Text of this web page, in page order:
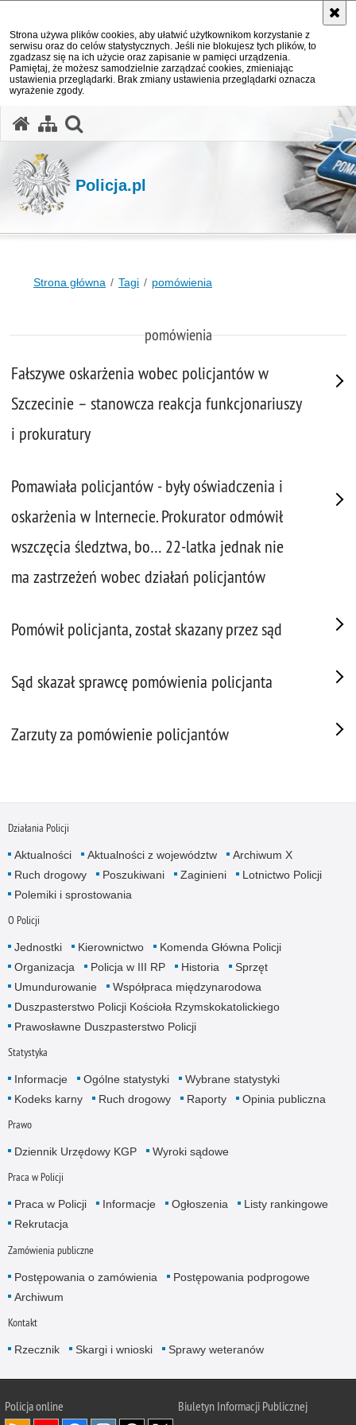
Strona używa plików cookies, aby ułatwić użytkownikom korzystanie z
serwisu oraz do celów statystycznych. Jeśli nie blokujesz tych plików, to
zgadzasz się na ich użycie oraz zapisanie w pamięci urządzenia.
Pamiętaj, że możesz samodzielnie zarządzać cookies, zmieniając
ustawienia przeglądarki. Brak zmiany ustawienia przeglądarki oznacza
wyrażenie zgody.
Policja.pl
Strona główna Tagi pomówienia
pomówienia
Fałszywe oskarżenia wobec policjantów w
Szczecinie – stanowcza reakcja funkcjonariuszy
i prokuratury
Pomawiała policjantów - były oświadczenia i
oskarżenia w Internecie. Prokurator odmówił
wszczęcia śledztwa, bo… 22-latka jednak nie
ma zastrzeżeń wobec działań policjantów
Pomówił policjanta, został skazany przez sąd
Sąd skazał sprawcę pomówienia policjanta
Zarzuty za pomówienie policjantów
Działania Policji
Aktualności Aktualności z województw
Archiwum X
Ruch drogowy
Poszukiwani Zaginieni
Lotnictwo Policji
Polemiki i sprostowania
O Policji
Jednostki Kierownictwo
Komenda Główna Policji
Organizacja
Policja w III RP Historia
Sprzęt
Umundurowanie
Współpraca międzynarodowa
Duszpasterstwo Policji Kościoła Rzymskokatolickiego
Prawosławne Duszpasterstwo Policji
Statystyka
Informacje Ogólne statystyki
Wybrane statystyki
Kodeks karny
Ruch drogowy Raporty Opinia publiczna
Prawo
Dziennik Urzędowy KGP Wyroki sądowe
Praca w Policji
Praca w Policji Informacje Ogłoszenia
Listy rankingowe
Rekrutacja
Zamówienia publiczne
Postępowania o zamówienia
Postępowania podprogowe
Archiwum
Kontakt
Rzecznik Skargi i wnioski Sprawy weteranów
Policjaonline Biuletyn Informacji Publicznej